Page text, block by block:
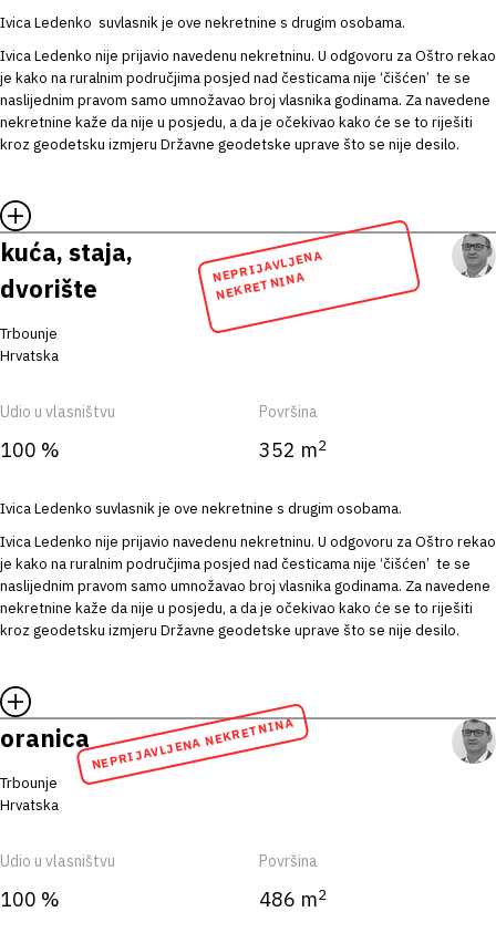
Ivica Ledenko suvlasnik je ove nekretnine s drugim osobama.
Ivica Ledenko nije prijavio navedenu nekretninu. U odgovoru za Oštro rekao
je kako na ruralnim područjima posjed nad česticama nije ‘čišćen’ te se
naslijednim pravom samo umnožavao broj vlasnika godinama. Za navedene
nekretnine kaže da nije u posjedu, a da je očekivao kako će se to riješiti
kroz geodetsku izmjeru Državne geodetske uprave što se nije desilo.
kuća, staja,
dvorište
NEPRIJAVLJENA
NEKRETNINA
Trbounje
Hrvatska
Udio u vlasništvu
100 %
Površina
352 m2
Ivica Ledenko suvlasnik je ove nekretnine s drugim osobama.
Ivica Ledenko nije prijavio navedenu nekretninu. U odgovoru za Oštro rekao
je kako na ruralnim područjima posjed nad česticama nije ‘čišćen’ te se
naslijednim pravom samo umnožavao broj vlasnika godinama. Za navedene
nekretnine kaže da nije u posjedu, a da je očekivao kako će se to riješiti
kroz geodetsku izmjeru Državne geodetske uprave što se nije desilo.
oranicaNEPRIJAVLJENA NEKRETNINA
Trbounje
Hrvatska
Udio u vlasništvu
100 %
Površina
486 m2